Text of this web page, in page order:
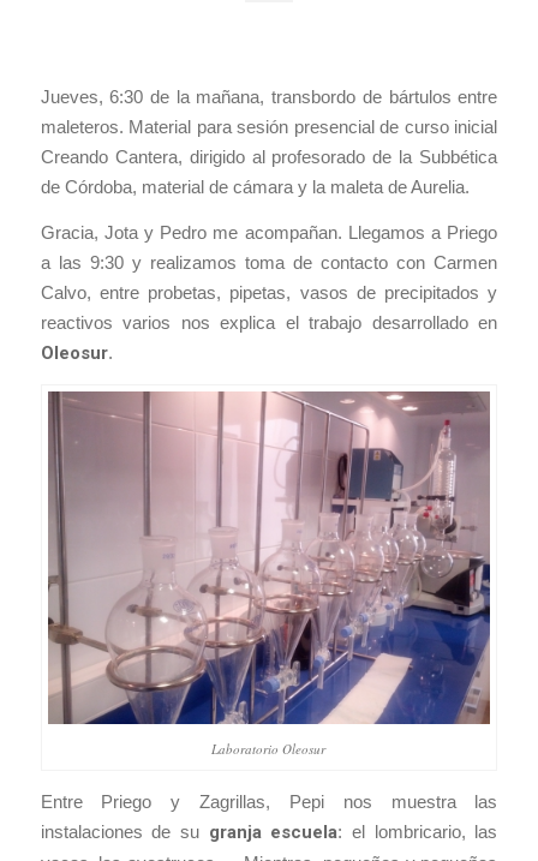
Jueves, 6:30 de la mañana, transbordo de bártulos entre
maleteros. Material para sesión presencial de curso inicial
Creando Cantera, dirigido al profesorado de la Subbética
de Córdoba, material de cámara y la maleta de Aurelia.
Gracia, Jota y Pedro me acompañan. Llegamos a Priego
a las 9:30 y realizamos toma de contacto con Carmen
Calvo, entre probetas, pipetas, vasos de precipitados y
reactivos varios nos explica el trabajo desarrollado en
Oleosur.
Laboratorio Oleosur
Entre Priego y Zagrillas, Pepi nos muestra las
instalaciones de su granja escuela: el lombricario, las